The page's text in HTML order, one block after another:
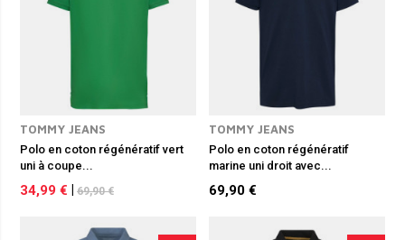
TOMMY JEANS
Polo en coton régénératif vert
uni à coupe...
34,99 € 69,90 €
TOMMY JEANS
Polo en coton régénératif
marine uni droit avec...
69,90 €